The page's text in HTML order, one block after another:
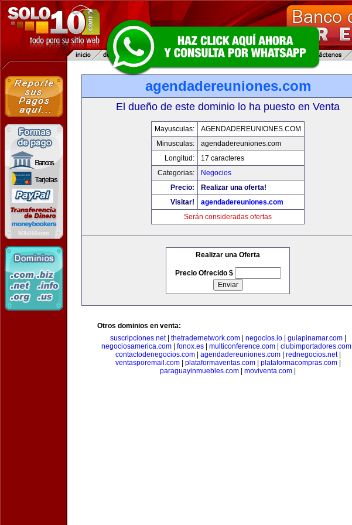
agendadereuniones.com
El dueño de este dominio lo ha puesto en Venta
Mayusculas:
AGENDADEREUNIONES.COM
Minusculas:
agendadereuniones.com
Longitud:
17 caracteres
Categorias:
Negocios
Precio:
Realizar una oferta!
Visitar!
agendadereuniones.com
Serán consideradas ofertas
Realizar una Oferta
Precio Ofrecido $
Otros dominios en venta:
suscripciones.net| thetradernetwork.com| negocios.io| guiapinamar.com|
negociosamerica.com| fonox.es| multiconference.com| clubimportadores.com|
contactodenegocios.com| agendadereuniones.com| rednegocios.net|
ventasporemail.com| plataformaventas.com| plataformacompras.com|
paraguayinmuebles.com
moviventa.com